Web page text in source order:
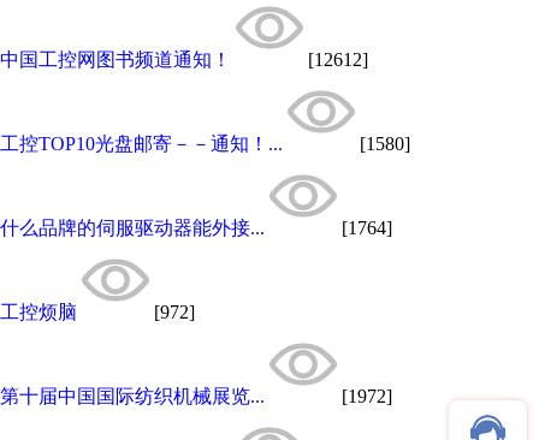
中国工控网图书频道通知！ [12612]
工控TOP10光盘邮寄－－通知！... [1580]
什么品牌的伺服驱动器能外接... [1764]
工控烦脑 [972]
第十届中国国际纺织机械展览... [1972]